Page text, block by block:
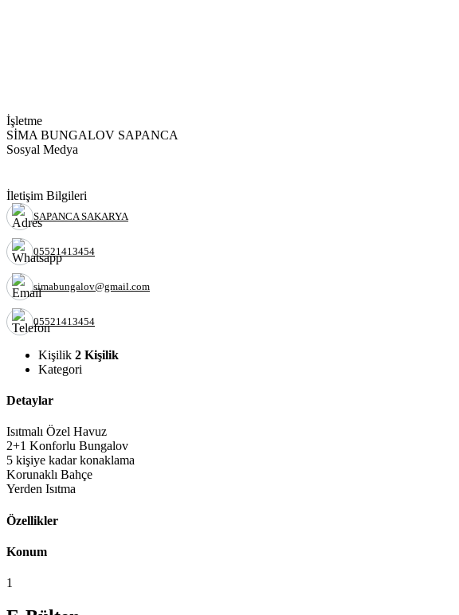
İşletme
SİMA BUNGALOV SAPANCA
Sosyal Medya
İletişim Bilgileri
SAPANCA SAKARYA
05521413454
simabungalov@gmail.com
05521413454
Kişilik 2 Kişilik
Kategori
Detaylar
Isıtmalı Özel Havuz
2+1 Konforlu Bungalov
5 kişiye kadar konaklama
Korunaklı Bahçe
Yerden Isıtma
Özellikler
Konum
1